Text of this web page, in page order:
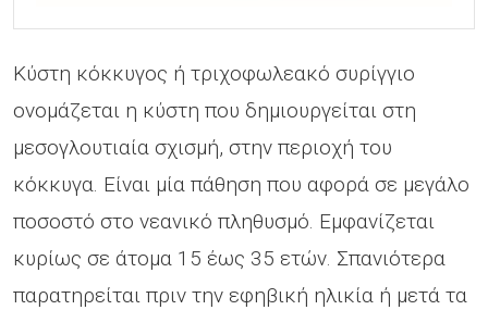
Κύστη κόκκυγος ή τριχοφωλεακό συρίγγιο
ονομάζεται η κύστη που δημιουργείται στη
μεσογλουτιαία σχισμή, στην περιοχή του
κόκκυγα. Είναι μία πάθηση που αφορά σε μεγάλο
ποσοστό στο νεανικό πληθυσμό. Εμφανίζεται
κυρίως σε άτομα 15 έως 35 ετών. Σπανιότερα
παρατηρείται πριν την εφηβική ηλικία ή μετά τα